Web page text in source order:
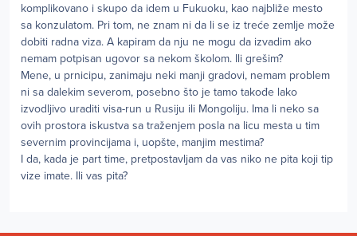
komplikovano i skupo da idem u Fukuoku, kao najbliže mesto
sa konzulatom. Pri tom, ne znam ni da li se iz treće zemlje može
dobiti radna viza. A kapiram da nju ne mogu da izvadim ako
nemam potpisan ugovor sa nekom školom. Ili grešim?
Mene, u prnicipu, zanimaju neki manji gradovi, nemam problem
ni sa dalekim severom, posebno što je tamo takođe lako
izvodljivo uraditi visa-run u Rusiju ili Mongoliju. Ima li neko sa
ovih prostora iskustva sa traženjem posla na licu mesta u tim
severnim provincijama i, uopšte, manjim mestima?
I da, kada je part time, pretpostavljam da vas niko ne pita koji tip
vize imate. Ili vas pita?